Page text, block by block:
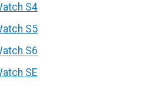
S4
S5
S6
SE